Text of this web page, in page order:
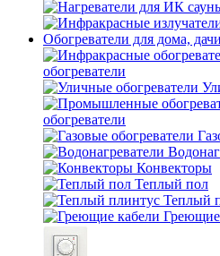
Обогреватели для дома,
обогреватели
обогреватели
Конвекторы
Теплый пол
Теплый
Греющие